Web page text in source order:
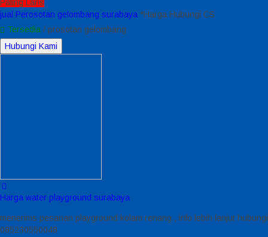
Paling Laris
jual Perosotan gelombang surabaya *Harga Hubungi CS
Tersedia / prosotan gelombang
Hubungi Kami
Harga water playground surabaya
menerims pesanan playground kolam renang , info lebih lanjut hubungi
085230550048